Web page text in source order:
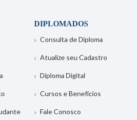
DIPLOMADOS
Consulta de Diploma
Atualize seu Cadastro
Diploma Digital
Cursos e Benefícios
Fale Conosco